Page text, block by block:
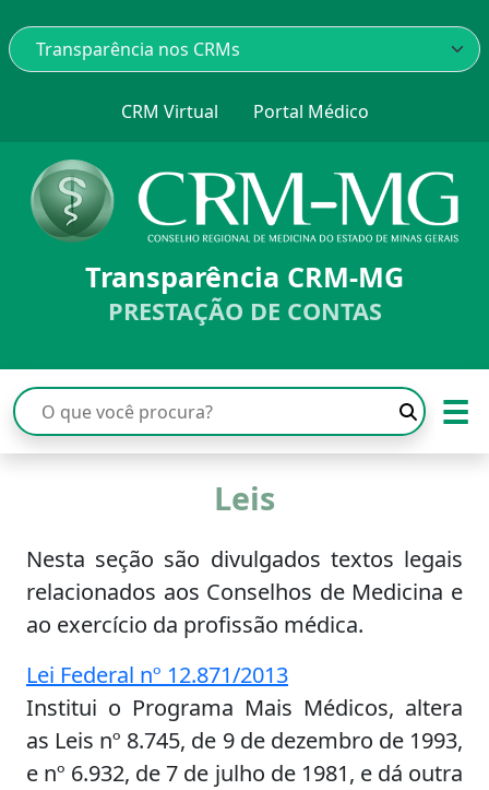
CRM Virtual Portal Médico
Transparência CRM-MG
PRESTAÇÃO DE CONTAS
☰
Leis
Nesta seção são divulgados textos legais
relacionados aos Conselhos de Medicina e
ao exercício da profissão médica.
Lei Federal nº 12.871/2013
Institui o Programa Mais Médicos, altera
as Leis nº 8.745, de 9 de dezembro de 1993,
e nº 6.932, de 7 de julho de 1981, e dá outra